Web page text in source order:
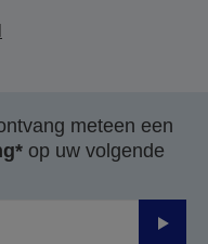
meteen een
op uw volgende